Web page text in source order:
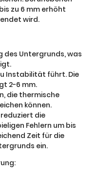
zu 6 mm erhöht
wird.
des Untergrunds, was
Instabilität führt. Die
2-6 mm.
die thermische
können.
die
Fehlern um bis
Zeit für die
ein.